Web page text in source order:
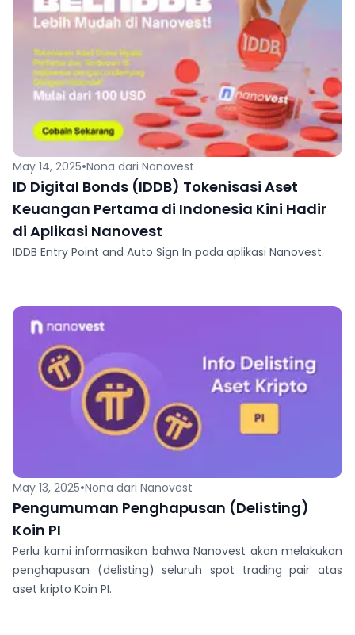
May 14, 2025•Nona dari Nanovest
ID Digital Bonds (IDDB) Tokenisasi Aset
Keuangan Pertama di Indonesia Kini Hadir
di Aplikasi Nanovest
IDDB Entry Point and Auto Sign In pada aplikasi Nanovest.
May 13, 2025•Nona dari Nanovest
Pengumuman Penghapusan (Delisting)
Koin PI
Perlu kami informasikan bahwa Nanovest akan melakukan
penghapusan (delisting) seluruh spot trading pair atas
aset kripto Koin PI.